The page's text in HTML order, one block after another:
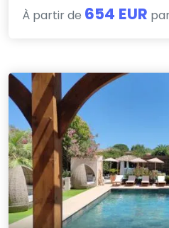
À partir de 654 EUR